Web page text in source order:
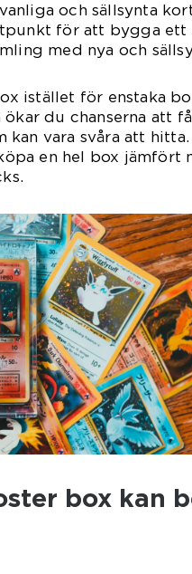
och sällsynta
för att bygga ett
med nya och
istället för enstaka
du chanserna att
vara svåra att
en hel box jämfört
box kan